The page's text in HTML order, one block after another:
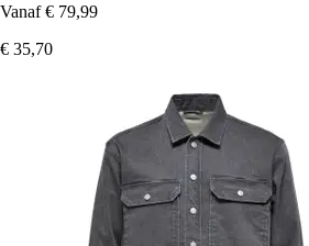
Vanaf € 79,99
€ 35,70